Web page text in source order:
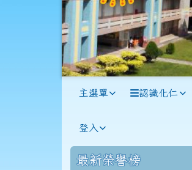
主選單 認識化仁
登入
上中區域內容
最新榮譽榜
頁尾區域